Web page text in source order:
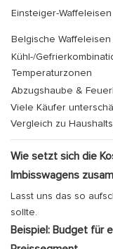
Einsteiger-Waffeleisen
Belgische
Kühl-/
Temperaturzonen
Abzugshaube &
Viele Käufer
Vergleich zu
Wie setzt sich die
Imbisswagens
Lasst uns das so
sollte.
Beispiel: Budget für